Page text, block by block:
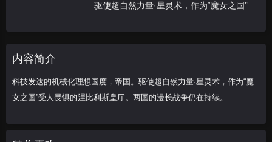
郎
关俊彦
驱使超自然力量·星灵术，作为“魔女之国”受
内容简介
科技发达的机械化理想国度，帝国。驱使超自然力量·星灵术，作为“魔
女之国”受人畏惧的涅比利斯皇厅。两国的漫长战争仍在持续。